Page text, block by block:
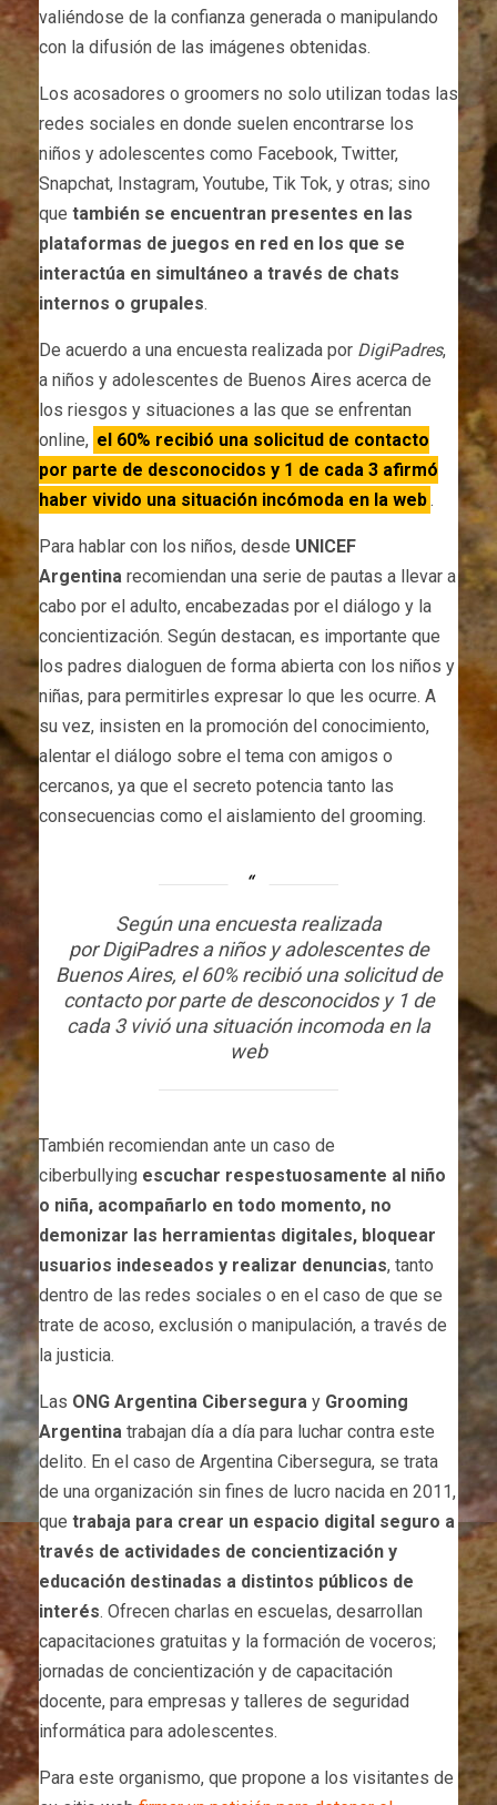
valiéndose de la confianza generada o manipulando
con la difusión de las imágenes obtenidas.
Los acosadores o groomers no solo utilizan todas las
redes sociales en donde suelen encontrarse los
niños y adolescentes como Facebook, Twitter,
Snapchat, Instagram, Youtube, Tik Tok, y otras; sino
que también se encuentran presentes en las
plataformas de juegos en red en los que se
interactúa en simultáneo a través de chats
internos o grupales.
De acuerdo a una encuesta realizada por DigiPadres,
a niños y adolescentes de Buenos Aires acerca de
los riesgos y situaciones a las que se enfrentan
online, el 60% recibió una solicitud de contacto
por parte de desconocidos y 1 de cada 3 afirmó
haber vivido una situación incómoda en la web.
Para hablar con los niños, desde UNICEF
Argentina recomiendan una serie de pautas a llevar a
cabo por el adulto, encabezadas por el diálogo y la
concientización. Según destacan, es importante que
los padres dialoguen de forma abierta con los niños y
niñas, para permitirles expresar lo que les ocurre. A
su vez, insisten en la promoción del conocimiento,
alentar el diálogo sobre el tema con amigos o
cercanos, ya que el secreto potencia tanto las
consecuencias como el aislamiento del grooming.
Según una encuesta realizada
porDigiPadresa niños y adolescentes de
Buenos Aires, el 60% recibió una solicitud de
contacto por parte de desconocidos y 1 de
cada 3 vivió una situación incomoda en la
web
También recomiendan ante un caso de
ciberbullying escuchar respestuosamente al niño
o niña, acompañarlo en todo momento, no
demonizar las herramientas digitales, bloquear
usuarios indeseados y realizar denuncias, tanto
dentro de las redes sociales o en el caso de que se
trate de acoso, exclusión o manipulación, a través de
la justicia.
Las ONG Argentina Cibersegura y Grooming
Argentina trabajan día a día para luchar contra este
delito. En el caso de Argentina Cibersegura, se trata
de una organización sin fines de lucro nacida en 2011,
que trabaja para crear un espacio digital seguro a
través de actividades de concientización y
educación destinadas a distintos públicos de
interés. Ofrecen charlas en escuelas, desarrollan
capacitaciones gratuitas y la formación de voceros;
jornadas de concientización y de capacitación
docente, para empresas y talleres de seguridad
informática para adolescentes.
Para este organismo, que propone a los visitantes de